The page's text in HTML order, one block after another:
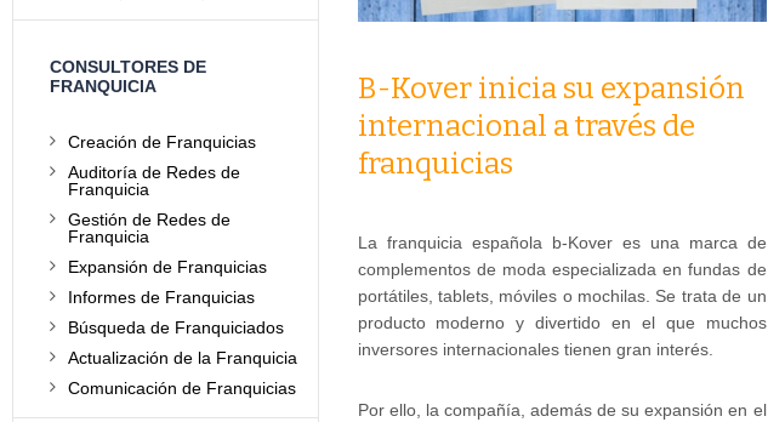
B-Kover inicia su expansión
internacional a través de
franquicias
La franquicia española b-Kover es una marca de
complementos de moda especializada en fundas de
portátiles, tablets, móviles o mochilas. Se trata de un
producto moderno y divertido en el que muchos
inversores internacionales tienen gran interés.
Por ello, la compañía, además de su expansión en el
CONSULTORES DE
FRANQUICIA
Creación de Franquicias
Auditoría de Redes de
Franquicia
Gestión de Redes de
Franquicia
Expansión de Franquicias
Informes de Franquicias
Búsqueda de Franquiciados
Actualización de la Franquicia
Comunicación de Franquicias